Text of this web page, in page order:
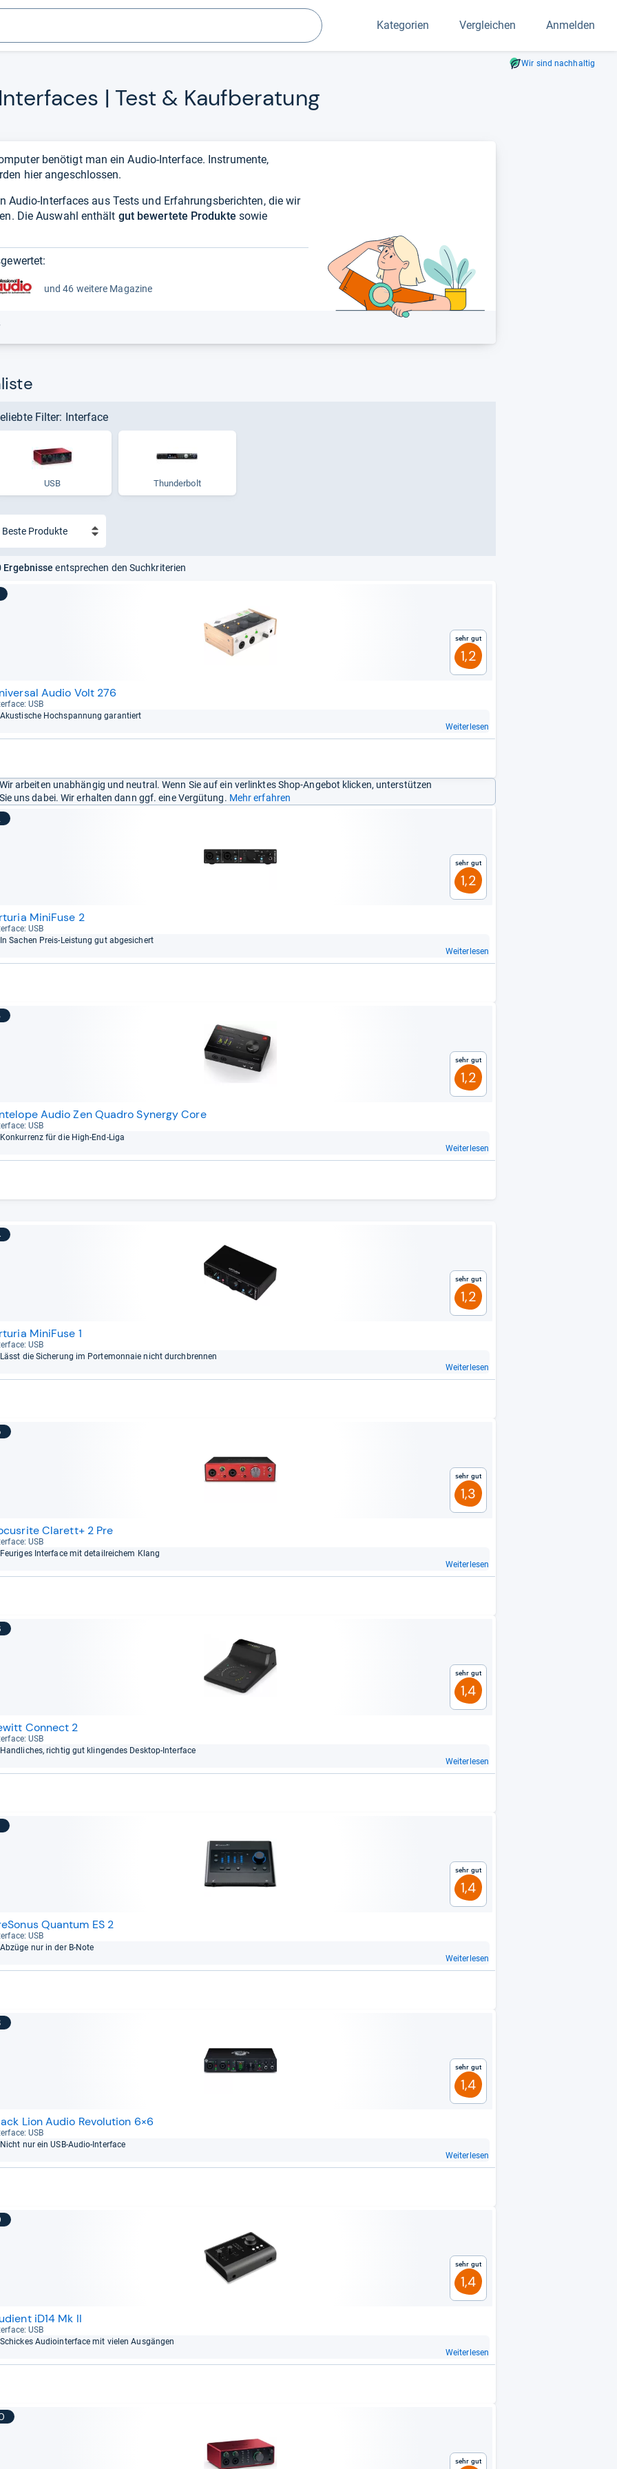
Suchen Kategorien Vergleichen Anmelden
Wir sind nachhaltig
| Test & Kauf­be­ra­tung
benötigt man ein Audio-Interface. Instrumente,
hier angeschlossen.
Audio-Interfaces aus Tests und Erfahrungsberichten, die wir
Die Auswahl enthält gut bewertete Produkte sowie
und 46 weitere Magazine
Filter: Interface
USB Thun­der­bolt
Ergebnisse entsprechen den Suchkriterien
Sehr gut
1,2
Audio Volt 276
USB
Akus­ti­sche Hoch­span­nung garan­tiert
Weiterlesen
arbeiten unabhängig und neutral. Wenn Sie auf ein verlinktes Shop-Angebot klicken, unterstützen
uns dabei. Wir erhalten dann ggf. eine Vergütung. Mehr erfahren
Sehr gut
1,2
MiniFuse 2
USB
In Sachen Preis-​Leis­tung gut abge­si­chert
Weiterlesen
Sehr gut
1,2
Audio Zen Quadro Synergy Core
USB
Kon­kur­renz für die High-​End-​Liga
Weiterlesen
Sehr gut
1,2
MiniFuse 1
USB
Lässt die Siche­rung im Por­te­mon­naie nicht durch­bren­nen
Weiterlesen
Sehr gut
1,3
Clarett+ 2 Pre
USB
Feu­ri­ges Inter­face mit detail­rei­chem Klang
Weiterlesen
Sehr gut
1,4
Connect 2
USB
Hand­li­ches, rich­tig gut klin­gen­des Desktop-​Inter­face
Weiterlesen
Sehr gut
1,4
Quantum ES 2
USB
Abzüge nur in der B-​Note
Weiterlesen
Sehr gut
1,4
Lion Audio Revolution 6×6
USB
Nicht nur ein USB-​Audio-​Inter­face
Weiterlesen
Sehr gut
1,4
iD14 Mk II
USB
Schickes Audioin­ter­face mit vie­len Aus­gän­gen
Weiterlesen
Sehr gut